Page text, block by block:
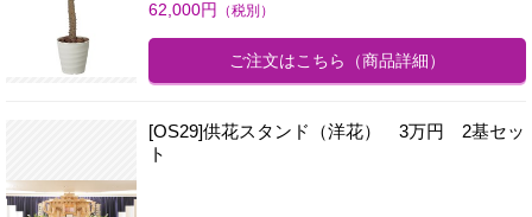
62,000円 （税別）
ご注文はこちら （商品詳細）
[OS29]供花スタンド（洋花） 3万円 2基セッ
ト